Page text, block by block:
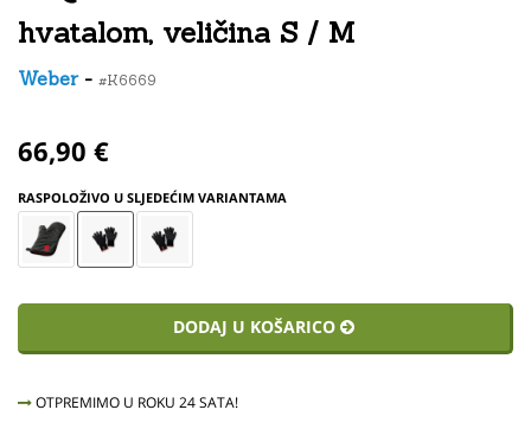
hvatalom, veličina S / M
Weber- #K6669
66,90 €
RASPOLOŽIVO U SLJEDEĆIM VARIANTAMA
DODAJ U KOŠARICO
OTPREMIMO U ROKU 24 SATA!